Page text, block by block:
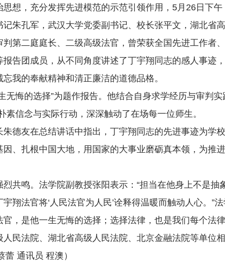
，充分发挥先进模范的示范引领作用，5月26日下午
朱孔军，武汉大学党委副书记、校长张平文，湖北省
二庭庭长、二级高级法官，曾荣获全国先进工作者、
告团成员，从不同角度讲述了丁宇翔同志的感人事迹
我的奉献精神和清正廉洁的道德品格。
悔的选择”为题作报告。他结合自身求学经历与审判实
素信念与实际行动，深深触动了在场每一位师生。
友在总结讲话中指出，丁宇翔同志的先进事迹为学
、扎根中国大地，用国家的大事业磨砺真本领，为推
鸣。法学院副教授张阳表示：“担当在他身上不是抽
翔法官将‘人民法官为人民’诠释得温暖而触动人心。”
，是他一生无悔的选择；选择法律，也是我们每个法
法院、湖北省高级人民法院、北京金融法院等单位
通讯员 程澳）